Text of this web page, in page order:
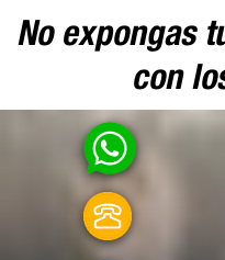
No expongas
con